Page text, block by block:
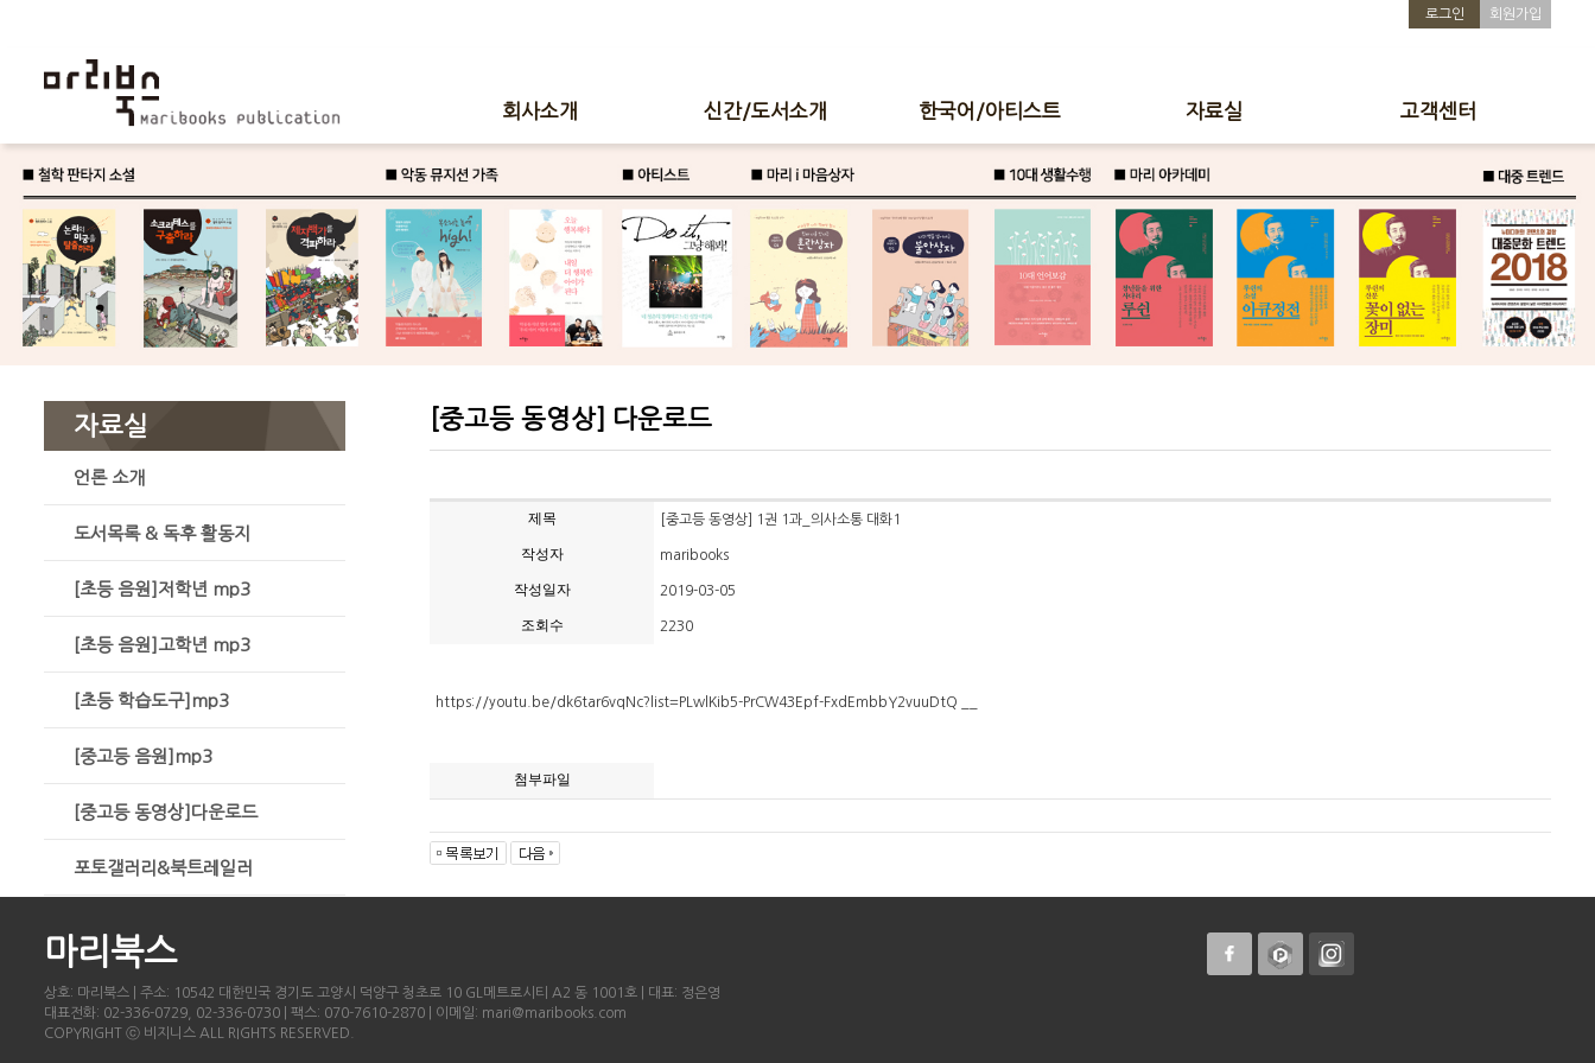
로그인 회원가입
회사소개 신간/도서소개 한국어/아티스트 자료실 고객센터
[중고등 동영상] 다운로드
제목 [중고등 동영상] 1권 1과_의사소통 대화1
작성자 maribooks
작성일자 2019-03-05
조회수 2230
https://youtu.be/dk6tar6vqNc?list=PLwlKib5-PrCW43Epf-FxdEmbbY2vuuDtQ __
첨부파일
자료실
언론 소개
도서목록 & 독후 활동지
[초등 음원]저학년 mp3
[초등 음원]고학년 mp3
[초등 학습도구]mp3
[중고등 음원]mp3
[중고등 동영상]다운로드
포토갤러리&북트레일러
마리북스
상호: 마리북스 | 주소: 10542 대한민국 경기도 고양시 덕양구 청초로 10 GL메트로시티 A2 동 1001호 | 대표: 정은영
대표전화: 02-336-0729, 02-336-0730 | 팩스: 070-7610-2870 | 이메일: mari@maribooks.com
COPYRIGHT ⓒ 비지니스 ALL RIGHTS RESERVED.